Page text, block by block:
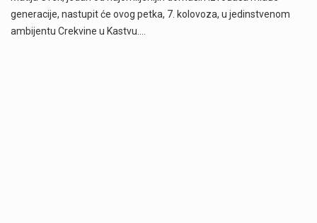
generacije, nastupit će ovog petka, 7. kolovoza, u jedinstvenom
ambijentu Crekvine u Kastvu.…